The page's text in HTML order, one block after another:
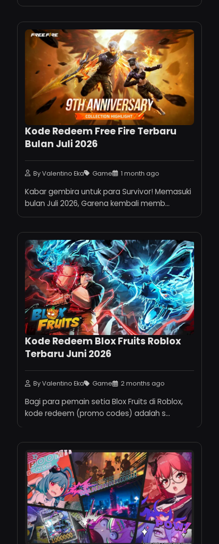
Kode Redeem Free Fire Terbaru
Bulan Juli 2026
By Valentino Eka Game 1 month ago
Kabar gembira untuk para Survivor! Memasuki
bulan Juli 2026, Garena kembali memb...
Kode Redeem Blox Fruits Roblox
Terbaru Juni 2026
By Valentino Eka Game 2 months ago
Bagi para pemain setia Blox Fruits di Roblox,
kode redeem (promo codes) adalah s...